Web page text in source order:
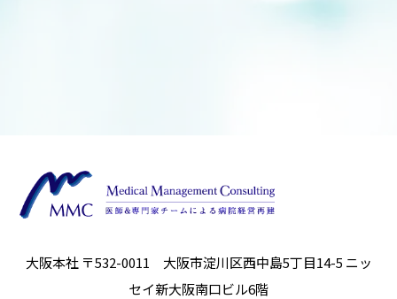
大阪本社 〒532-0011 大阪市淀川区西中島5丁目14-5 ニッ
セイ新大阪南口ビル6階